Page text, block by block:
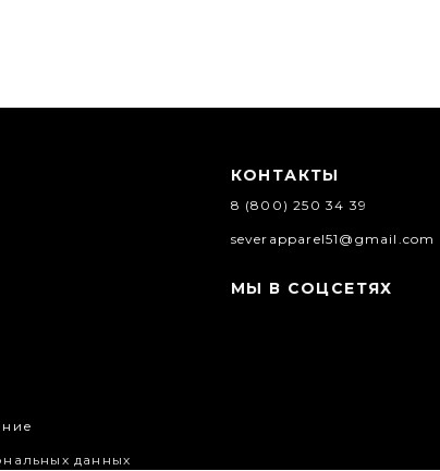
данных
КОНТАКТЫ
8 (800) 250 34 39
severapparel51@gmail.com
МЫ В СОЦСЕТЯХ